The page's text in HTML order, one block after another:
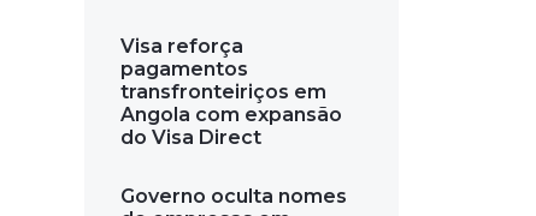
Visa reforça
pagamentos
transfronteiriços em
Angola com expansão
do Visa Direct
Governo oculta nomes